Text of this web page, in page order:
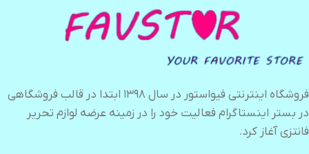
فروشگاه اینترنتی فیواستور در سال ۱۳۹۸ ابتدا در قالب فروشگاهی
در بستر اینستاگرام فعالیت خود را در زمینه عرضه لوازم تحریر
فانتزی آغاز کرد.